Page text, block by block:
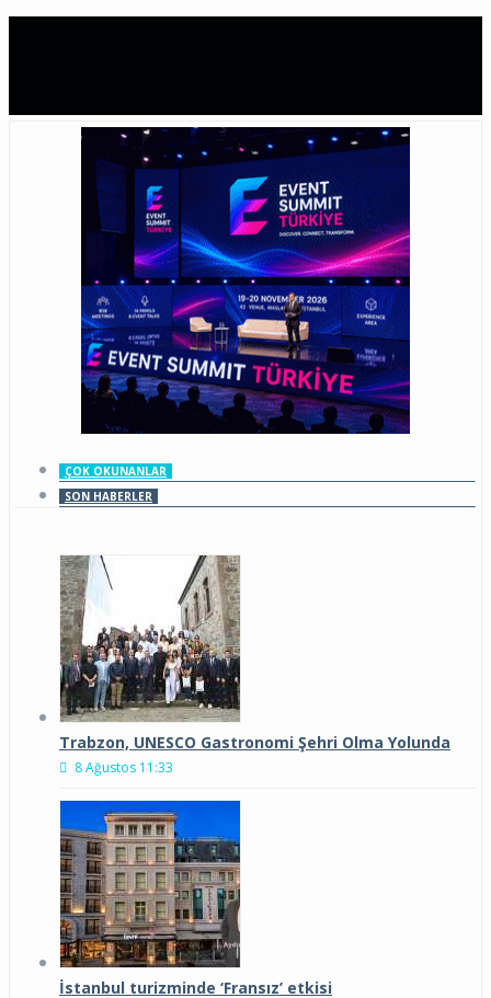
ÇOK OKUNANLAR
SON HABERLER
Trabzon, UNESCO Gastronomi Şehri Olma Yolunda
8 Ağustos 11:33
İstanbul turizminde ‘Fransız’ etkisi